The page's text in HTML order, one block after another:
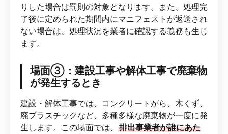
りした場合は罰則の対象となります。また、処理完
了後に定められた期間内にマニフェストが返送され
ない場合は、処理状況を業者に確認する義務も生じ
ます。
場面③：建設工事や解体工事で廃棄物
が発生するとき
建設・解体工事では、コンクリートがら、木くず、
廃プラスチックなど、多種多様な廃棄物が一度に発
生します。この場面では、 排出事業者が誰にあた